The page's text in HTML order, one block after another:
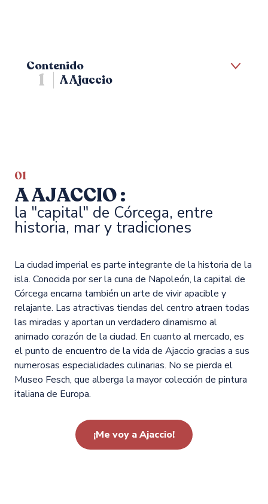
Contenido
1 A Ajaccio
01
A AJACCIO :
la "capital" de Córcega, entre
historia, mar y tradiciones
La ciudad imperial es parte integrante de la historia de la
isla. Conocida por ser la cuna de Napoleón, la capital de
Córcega encarna también un arte de vivir apacible y
relajante. Las atractivas tiendas del centro atraen todas
las miradas y aportan un verdadero dinamismo al
animado corazón de la ciudad. En cuanto al mercado, es
el punto de encuentro de la vida de Ajaccio gracias a sus
numerosas especialidades culinarias. No se pierda el
Museo Fesch, que alberga la mayor colección de pintura
italiana de Europa.
¡Me voy a Ajaccio!